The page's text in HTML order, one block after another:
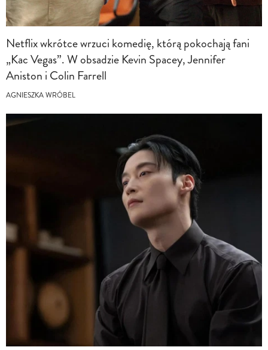
Netflix wkrótce wrzuci komedię, którą pokochają fani
„Kac Vegas”. W obsadzie Kevin Spacey, Jennifer
Aniston i Colin Farrell
AGNIESZKA WRÓBEL